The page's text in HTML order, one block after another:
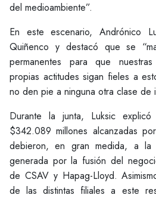
del medioambiente”.
En este escenario, Andrónico
Quiñenco y destacó que se
permanentes para que
propias actitudes sigan fieles a
no den pie a ninguna otra clase de
Durante la junta, Luksic
$342.089 millones alcanzadas
debieron, en gran medida, a la
generada por la fusión del
de CSAV y Hapag-Lloyd.
de las distintas filiales a este